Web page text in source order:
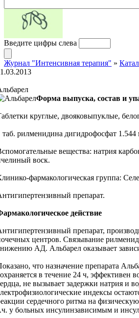
Введите цифры слева
Журнал "Интенсивная терапия" »
Форма выпуска, состав и
круглые, двояковыпуклые,
таб. рилменидина дигидрофосфат
вещества: натрия
воск.
фармакологическая группа:
препарат.
действие
препарат,
центров. Связывание
АД. Альбарел оказывает
что назначение препарата
в течение 24 ч, эффективен
не вызывает задержки натрия и
индексы
сердечного ритма на
у больных инсулинзависимым и